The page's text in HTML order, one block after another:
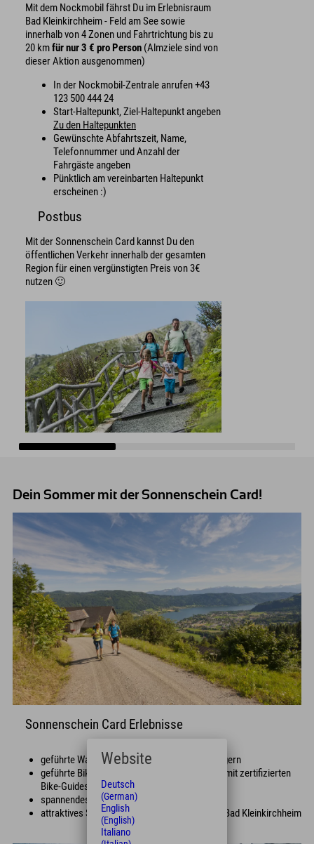
Mit dem Nockmobil fährst Du im Erlebnisraum
Bad Kleinkirchheim - Feld am See sowie
innerhalb von 4 Zonen und Fahrtrichtung bis zu
20 kmfür nur 3 € pro Person (Almziele sind von
dieser Aktion ausgenommen)
In der Nockmobil-Zentrale anrufen +43
123 500 444 24
Start-Haltepunkt, Ziel-Haltepunkt angeben
Zu den Haltepunkten
Gewünschte Abfahrtszeit, Name,
Telefonnummer und Anzahl der
Fahrgäste angeben
Pünktlich am vereinbarten Haltepunkt
erscheinen :)
Postbus
Mit der Sonnenschein Card kannst Du den
öffentlichen Verkehr innerhalb der gesamten
Region für einen vergünstigten Preis von 3€
nutzen 🙂
Dein Sommer mit der Sonnenschein Card!
Sonnenschein Card Erlebnisse
geführte Wanderungen mit ausgebildeten Rangern
geführte Bike-Touren und Technikschulungen mit zertifizierten
Bike-Guides
spannendes Kinder- & Familienprogramm
attraktives Sportangebot am Brennsee und in Bad Kleinkirchheim
Website
Deutsch
(German)
English
(English)
Italiano